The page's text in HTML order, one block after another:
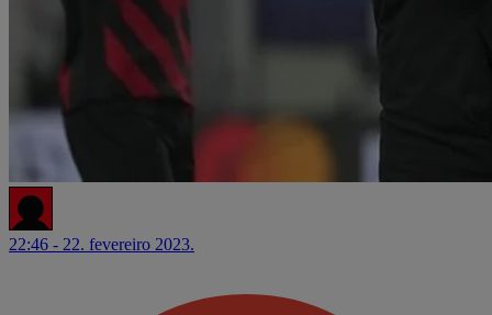
22:46 - 22. fevereiro 2023.